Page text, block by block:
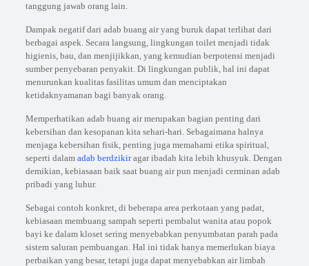
tanggung jawab orang lain.
Dampak negatif dari adab buang air yang buruk dapat terlihat dari
berbagai aspek. Secara langsung, lingkungan toilet menjadi tidak
higienis, bau, dan menjijikkan, yang kemudian berpotensi menjadi
sumber penyebaran penyakit. Di lingkungan publik, hal ini dapat
menurunkan kualitas fasilitas umum dan menciptakan
ketidaknyamanan bagi banyak orang.
Memperhatikan adab buang air merupakan bagian penting dari
kebersihan dan kesopanan kita sehari-hari. Sebagaimana halnya
menjaga kebersihan fisik, penting juga memahami etika spiritual,
seperti dalam adab berdzikiragar ibadah kita lebih khusyuk. Dengan
demikian, kebiasaan baik saat buang air pun menjadi cerminan adab
pribadi yang luhur.
Sebagai contoh konkret, di beberapa area perkotaan yang padat,
kebiasaan membuang sampah seperti pembalut wanita atau popok
bayi ke dalam kloset sering menyebabkan penyumbatan parah pada
sistem saluran pembuangan. Hal ini tidak hanya memerlukan biaya
perbaikan yang besar, tetapi juga dapat menyebabkan air limbah